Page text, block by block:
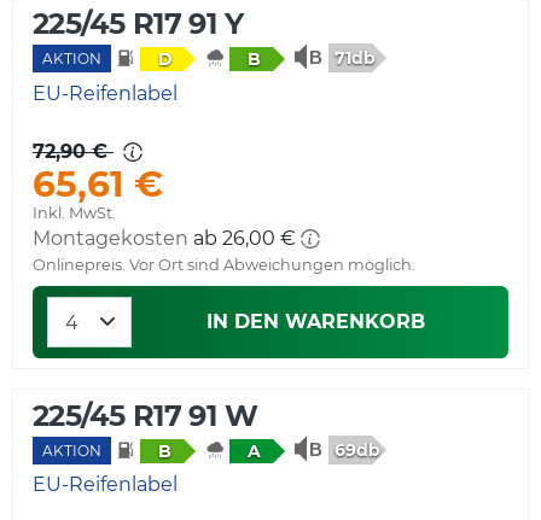
225/45 R17 91 Y
AKTION D B 71db
EU-Reifenlabel
72,90 €
65,61 €
Inkl. MwSt.
Montagekosten ab 26,00 €
Onlinepreis. Vor Ort sind Abweichungen möglich.
IN DEN WARENKORB
225/45 R17 91 W
AKTION B A 69db
EU-Reifenlabel